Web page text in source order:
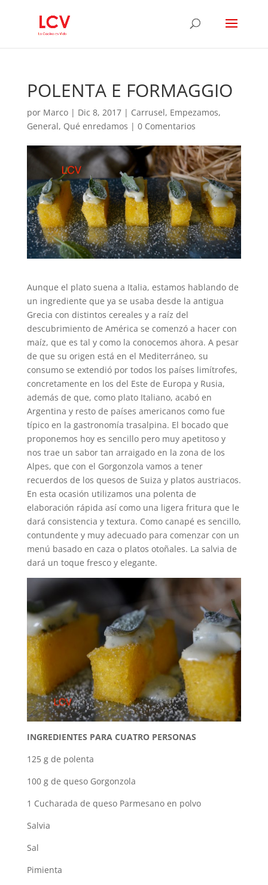
POLENTA E FORMAGGIO
por Marco| Dic 8, 2017| Carrusel, Empezamos,
General, Qué enredamos | 0 Comentarios
Aunque el plato suena a Italia, estamos hablando de
un ingrediente que ya se usaba desde la antigua
Grecia con distintos cereales y a raíz del
descubrimiento de América se comenzó a hacer con
maíz, que es tal y como la conocemos ahora. A pesar
de que su origen está en el Mediterráneo, su
consumo se extendió por todos los países limítrofes,
concretamente en los del Este de Europa y Rusia,
además de que, como plato Italiano, acabó en
Argentina y resto de países americanos como fue
típico en la gastronomía trasalpina. El bocado que
proponemos hoy es sencillo pero muy apetitoso y
nos trae un sabor tan arraigado en la zona de los
Alpes, que con el Gorgonzola vamos a tener
recuerdos de los quesos de Suiza y platos austriacos.
En esta ocasión utilizamos una polenta de
elaboración rápida así como una ligera fritura que le
dará consistencia y textura. Como canapé es sencillo,
contundente y muy adecuado para comenzar con un
menú basado en caza o platos otoñales. La salvia de
dará un toque fresco y elegante.
INGREDIENTES PARA CUATRO PERSONAS
125 g de polenta
100 g de queso Gorgonzola
1 Cucharada de queso Parmesano en polvo
Salvia
Sal
Pimienta